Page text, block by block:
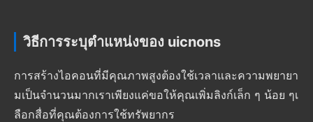
วิธีการระบุตําแหน่งของ uicnons
การสร้างไอคอนที่มีคุณภาพสูงต้องใช้เวลาและความพยายา
มเป็นจํานวนมากเราเพียงแค่ขอให้คุณเพิ่มลิงก์เล็ก ๆ น้อย ๆเ
ลือกสื่อที่คุณต้องการใช้ทรัพยากร